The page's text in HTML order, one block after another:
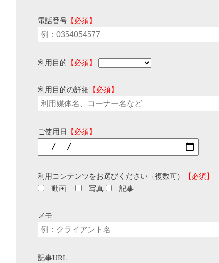
電話番号 【必須】
利用目的 【必須】
利用目的の詳細 【必須】
ご使用日 【必須】
利用コンテンツをお選びください（複数可）
【必須】
動画
写真 記事
メモ
記事URL